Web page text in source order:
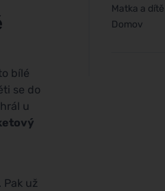
bílé
se do
u
už
Matka a dítě
Domov